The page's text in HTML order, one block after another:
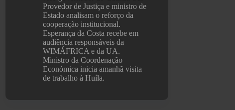
Provedor de Justiça e ministro de
Estado analisam o reforço da
cooperação institucional.
Esperança da Costa recebe em
audiência responsáveis da
WIMÁFRICA e da UA.
Ministro da Coordenação
Económica inicia amanhã visita
de trabalho à Huíla.